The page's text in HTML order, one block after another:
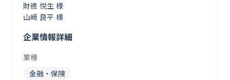
財徳 悦生 様
山﨑 良平 様
企業情報詳細
業種
金融・保険